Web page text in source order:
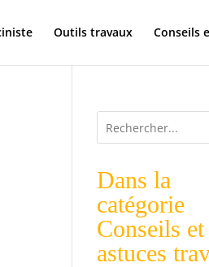
Outils travaux Conseils
Dans la
catégorie
Conseils et
astuces